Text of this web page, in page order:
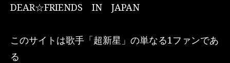
DEAR☆FRIENDS IN JAPAN
このサイトは歌手「超新星」の単なる1ファンであ
る